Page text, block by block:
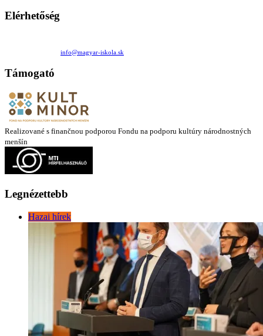
Elérhetőség
info@magyar-iskola.sk
Támogató
Realizované s finančnou podporou Fondu na podporu kultúry národnostných
menšín
Legnézettebb
Hazai hírek